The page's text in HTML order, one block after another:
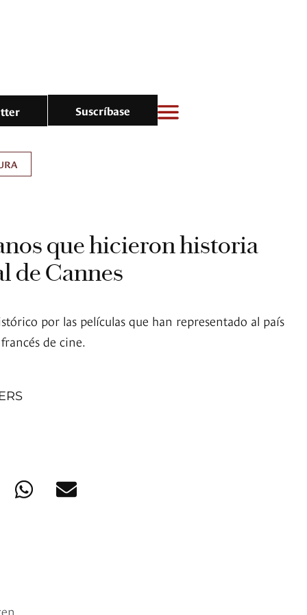
Suscríbase
que hicieron historia
de Cannes
por las películas que han representado al país
de cine.